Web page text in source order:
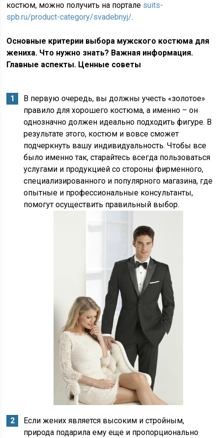
костюм, можно получить на портале suits-
spb.ru/product-category/svadebnyj/.
Основные критерии выбора мужского костюма для
жениха. Что нужно знать? Важная информация.
Главные аспекты. Ценные советы
В первую очередь, вы должны учесть «золотое»
правило для хорошего костюма, а именно – он
однозначно должен идеально подходить фигуре. В
результате этого, костюм и вовсе сможет
подчеркнуть вашу индивидуальность. Чтобы все
было именно так, старайтесь всегда пользоваться
услугами и продукцией со стороны фирменного,
специализированного и популярного магазина, где
опытные и профессиональные консультанты,
помогут осуществить правильный выбор.
Если жених является высоким и стройным,
природа подарила ему еще и пропорционально